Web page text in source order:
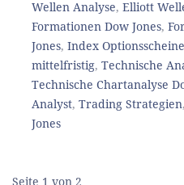
Wellen Analyse, Elliott
Formationen Dow Jones,
Jones, Index Optionsscheine
mittelfristig, Technische
Technische Chartanalyse
Analyst, Trading Strategien,
Jones
Seite 1 von 2